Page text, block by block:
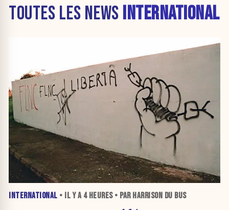
TOUTES LES NEWS INTERNATIONAL
INTERNATIONAL • IL Y A 4 HEURES• PAR HARRISON DU BUS